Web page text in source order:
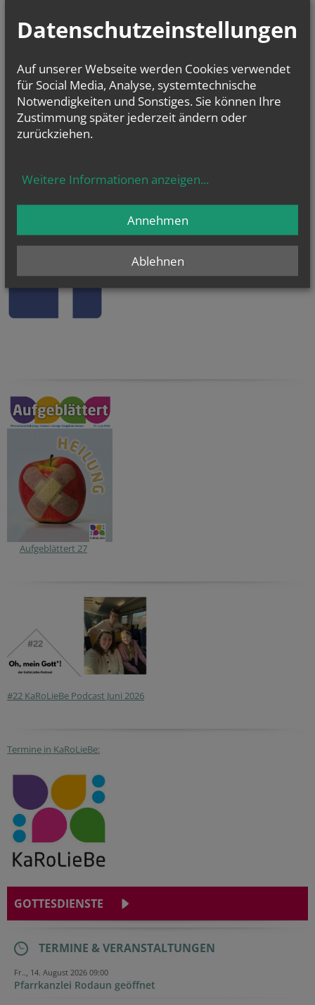
Aufgeblättert 27
#22 KaRoLieBe Podcast Juni 2026
Termine in KaRoLieBe:
GOTTESDIENSTE
TERMINE & VERANSTALTUNGEN
Fr.., 14. August 2026 09:00
Pfarrkanzlei Rodaun geöffnet
Datenschutzeinstellungen
Auf unserer Webseite werden Cookies verwendet
für Social Media, Analyse, systemtechnische
Notwendigkeiten und Sonstiges. Sie können Ihre
Zustimmung später jederzeit ändern oder
zurückziehen.
Weitere Informationen anzeigen...
Ablehnen
Annehmen